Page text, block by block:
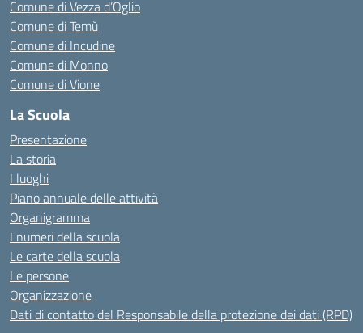
Comune di Vezza d’Oglio
Comune di Temù
Comune di Incudine
Comune di Monno
Comune di Vione
La Scuola
Presentazione
La storia
I luoghi
Piano annuale delle attività
Organigramma
I numeri della scuola
Le carte della scuola
Le persone
Organizzazione
Dati di contatto del Responsabile della protezione dei dati (RPD)